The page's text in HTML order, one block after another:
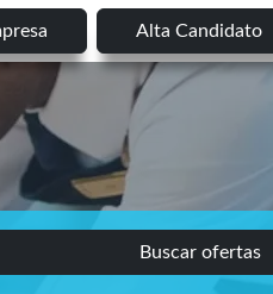
Alta Candidato
Buscar ofertas